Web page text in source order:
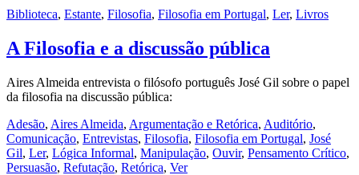
Biblioteca, Estante, Filosofia, Filosofia em Portugal, Ler, Livros
A Filosofia e a discussão pública
Aires Almeida entrevista o filósofo português José Gil sobre o papel
da filosofia na discussão pública:
Adesão, Aires Almeida, Argumentação e Retórica, Auditório,
Comunicação, Entrevistas, Filosofia, Filosofia em Portugal, José
Gil, Ler, Lógica Informal, Manipulação, Ouvir, Pensamento Crítico,
Persuasão, Refutação, Retórica, Ver